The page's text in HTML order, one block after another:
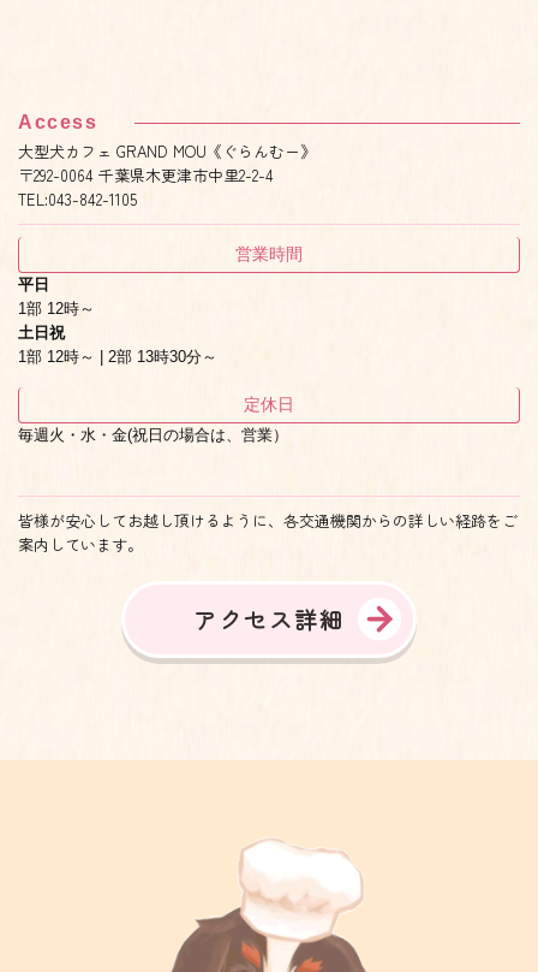
Access
大型犬カフェ GRAND MOU《ぐらんむー》
〒292-0064 千葉県木更津市中里2-2-4
TEL:043-842-1105
営業時間
平日
1部 12時～
土日祝
1部 12時～ | 2部 13時30分～
定休日
毎週火・水・金(祝日の場合は、営業）
皆様が安心してお越し頂けるように、各交通機関からの詳しい経路をご
案内しています。
アクセス詳細